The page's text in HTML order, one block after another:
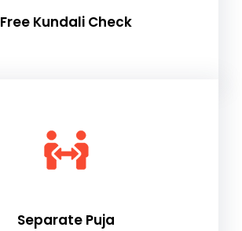
Free Kundali Check
Separate Puja